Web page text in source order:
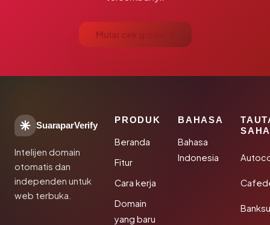
Mulai cek gratis →
SuaraparVerify
Intelijen domain
otomatis dan
independen untuk
web terbuka.
PRODUK
Beranda
Fitur
Cara kerja
Domain
yang baru
BAHASA
Bahasa
Indonesia